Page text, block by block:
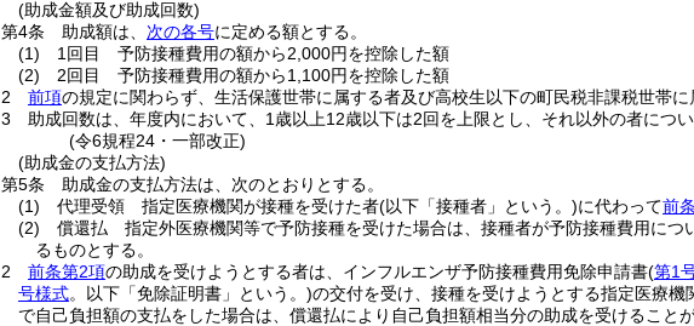
(助成金額及び助成回数)
第4条
助成額は、 次の各号に定める額とする。
(1)
1回目 予防接種費用の額から2,000円を控除した額
(2)
2回目 予防接種費用の額から1,100円を控除した額
2
前項の規定に関わらず、生活保護世帯に属する者及び高校生以下の町民税非課税世帯
3
助成回数は、年度内において、1歳以上12歳以下は2回を上限とし、それ以外の者につい
(令6規程24・一部改正)
(助成金の支払方法)
第5条
助成金の支払方法は、次のとおりとする。
(1)
代理受領 指定医療機関が接種を受けた者(以下「接種者」という。)に代わって前条
(2)
償還払 指定外医療機関等で予防接種を受けた場合は、接種者が予防接種費用につ
るものとする。
2
前条第2項の助成を受けようとする者は、インフルエンザ予防接種費用免除申請書(第1
号様式。以下「免除証明書」という。)の交付を受け、接種を受けようとする指定医療機
で自己負担額の支払をした場合は、償還払により自己負担額相当分の助成を受けること